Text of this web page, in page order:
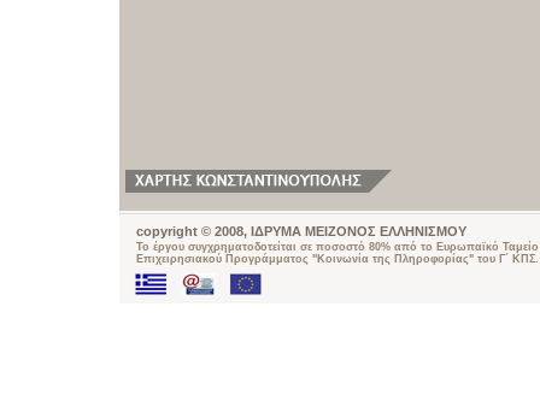
copyright © 2008, ΙΔΡΥΜΑ ΜΕΙΖΟΝΟΣ ΕΛΛΗΝΙΣΜΟΥ
Το έργου συγχρηματοδοτείται σε ποσοστό 80% από το Ευρωπαϊκό
Επιχειρησιακού Προγράμματος "Κοινωνία της Πληροφορίας" του Γ΄ ΚΠΣ.